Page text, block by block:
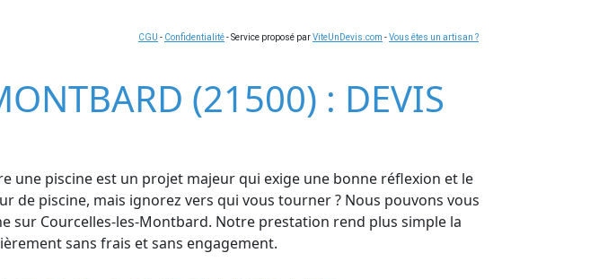
CGU - Confidentialité- Service proposé parViteUnDevis.com -Vous êtes un artisan ?
(21500) : DEVIS
une piscine est un projet majeur qui exige une bonne réflexion et le
de piscine, mais ignorez vers qui vous tourner ? Nous pouvons vous
sur Courcelles-les-Montbard. Notre prestation rend plus simple la
sans frais et sans engagement.